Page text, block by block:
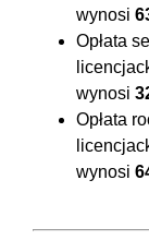
wynosi
Opłata
wynosi
Opłata
wynosi